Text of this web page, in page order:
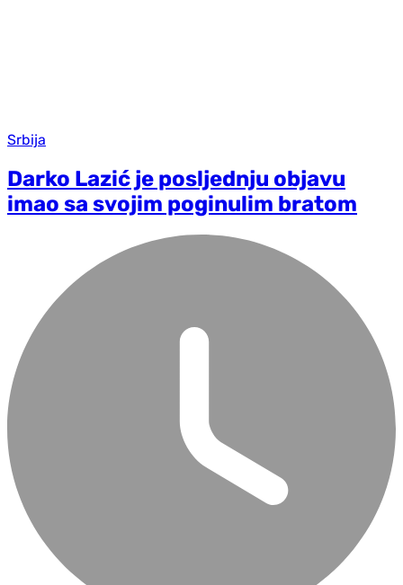
Srbija
Darko Lazić je posljednju objavu
imao sa svojim poginulim bratom